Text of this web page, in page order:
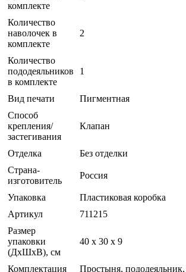
комплекте
Количество
наволочек в
комплекте
2
Количество
пододеяльников
в комплекте
1
Вид печати
Пигментная
Способ
крепления/
застегивания
Клапан
Отделка
Без отделки
Страна-
изготовитель
Россия
Упаковка
Пластиковая коробка
Артикул
711215
Размер
упаковки
(ДхШхВ), см
40 x 30 x 9
Комплектация
Простыня,